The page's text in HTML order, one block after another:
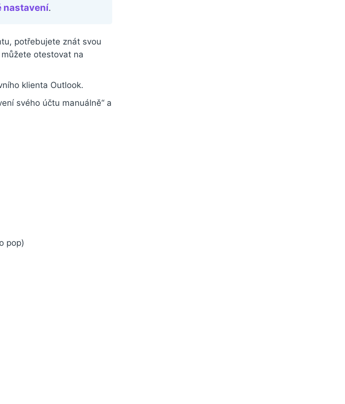
nastavení.
potřebujete znát svou
otestovat na
klienta Outlook.
svého účtu manuálně“ a
pop)